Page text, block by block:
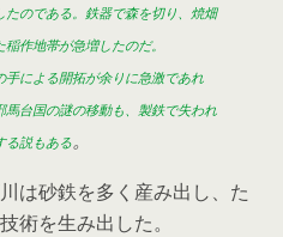
のである。鉄器で森を切り、焼畑
作地帯が急増したのだ。
手による開拓が余りに急激であれ
台国の謎の移動も、製鉄で失われ
る説もある。
は砂鉄を多く産み出し、た
術を生み出した。